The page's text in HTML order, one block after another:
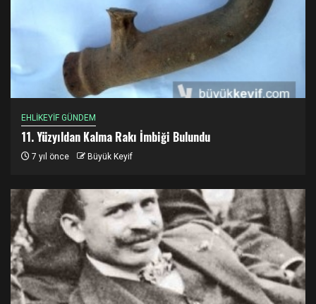
EHLİKEYİF GÜNDEM
11. Yüzyıldan Kalma Rakı İmbiği Bulundu
7 yıl önce Büyük Keyif